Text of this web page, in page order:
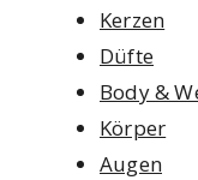
Kerzen
Düfte
Body &
Körper
Augen